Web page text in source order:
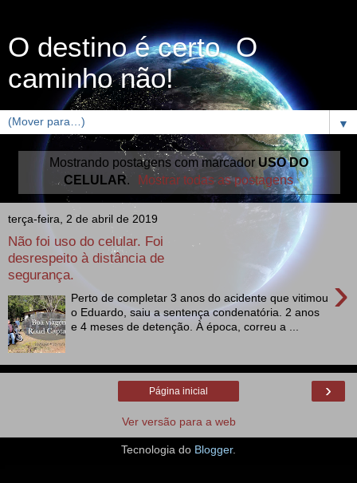
O destino é certo. O
caminho não!
▼
Mostrando postagens com marcadorUSO DO
CELULAR. Mostrar todas as postagens
terça-feira, 2 de abril de 2019
Não foi uso do celular. Foi
desrespeito à distância de
segurança.
›
Perto de completar 3 anos do acidente que vitimou
o Eduardo, saiu a sentença condenatória. 2 anos
e 4 meses de detenção. À época, correu a ...
›
Página inicial
Ver versão para a web
Tecnologia do Blogger.